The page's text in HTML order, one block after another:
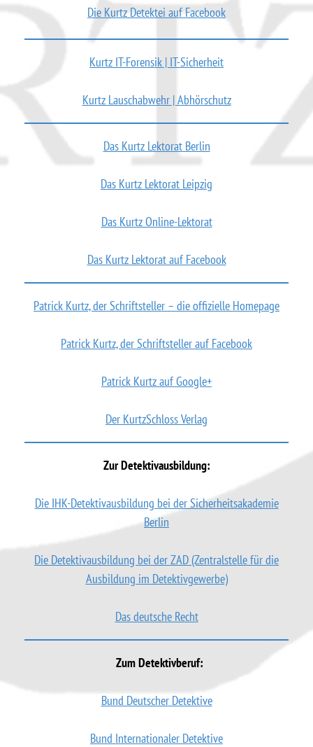
Die Kurtz Detektei auf Facebook
Kurtz IT-Forensik | IT-Sicherheit
Kurtz Lauschabwehr | Abhörschutz
Das Kurtz Lektorat Berlin
Das Kurtz Lektorat Leipzig
Das Kurtz Online-Lektorat
Das Kurtz Lektorat auf Facebook
Patrick Kurtz, der Schriftsteller – die offizielle Homepage
Patrick Kurtz, der Schriftsteller auf Facebook
Patrick Kurtz auf Google+
Der KurtzSchloss Verlag
Zur Detektivausbildung:
Die IHK-Detektivausbildung bei der Sicherheitsakademie
Berlin
Die Detektivausbildung bei der ZAD (Zentralstelle für die
Ausbildung im Detektivgewerbe)
Das deutsche Recht
Zum Detektivberuf:
Bund Deutscher Detektive
Bund Internationaler Detektive